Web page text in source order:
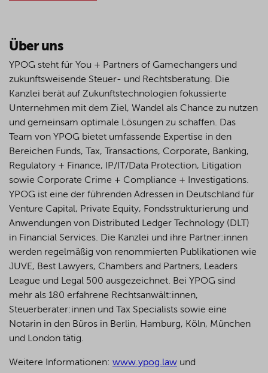
Über uns
YPOG steht für You + Partners of Gamechangers und
zukunftsweisende Steuer- und Rechtsberatung. Die
Kanzlei berät auf Zukunftstechnologien fokussierte
Unternehmen mit dem Ziel, Wandel als Chance zu nutzen
und gemeinsam optimale Lösungen zu schaffen. Das
Team von YPOG bietet umfassende Expertise in den
Bereichen Funds, Tax, Transactions, Corporate, Banking,
Regulatory + Finance, IP/IT/Data Protection, Litigation
sowie Corporate Crime + Compliance + Investigations.
YPOG ist eine der führenden Adressen in Deutschland für
Venture Capital, Private Equity, Fondsstrukturierung und
Anwendungen von Distributed Ledger Technology (DLT)
in Financial Services. Die Kanzlei und ihre Partner:innen
werden regelmäßig von renommierten Publikationen wie
JUVE, Best Lawyers, Chambers and Partners, Leaders
League und Legal 500 ausgezeichnet. Bei YPOG sind
mehr als 180 erfahrene Rechtsanwält:innen,
Steuerberater:innen und Tax Specialists sowie eine
Notarin in den Büros in Berlin, Hamburg, Köln, München
und London tätig.
Weitere Informationen: www.ypog.law und